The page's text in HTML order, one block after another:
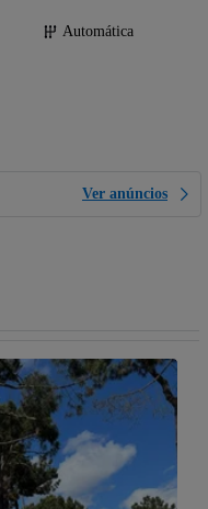
Automática
Ver anúncios